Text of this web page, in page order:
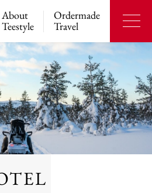
About
Teestyle
Ordermade
Travel